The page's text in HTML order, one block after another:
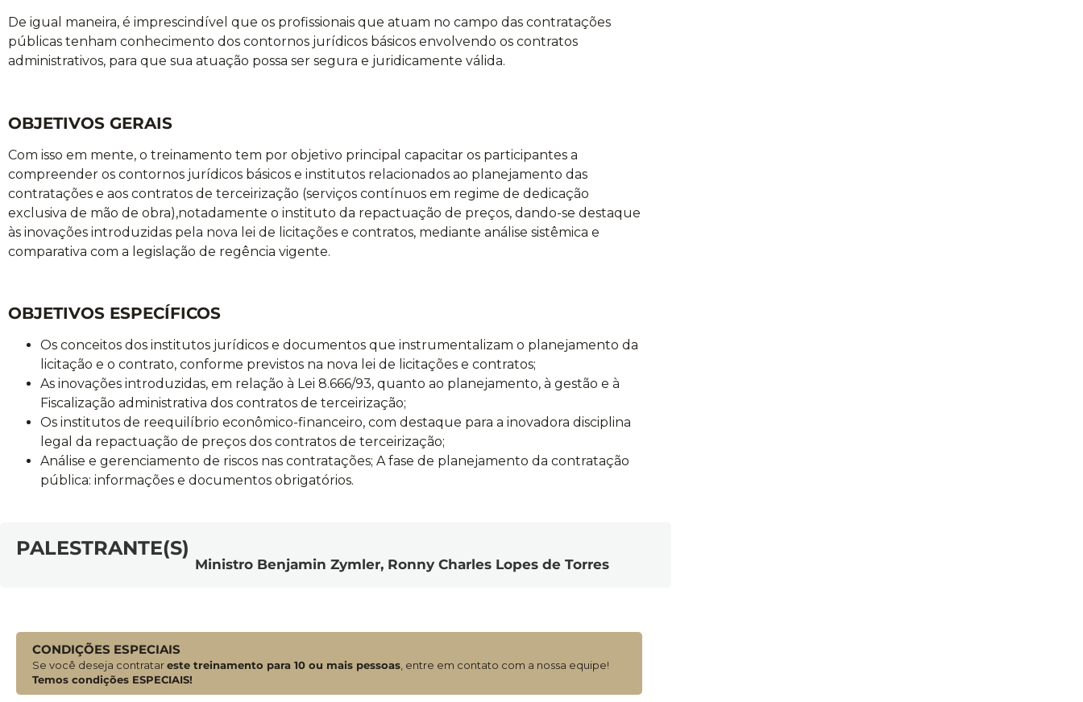
De igual maneira, é imprescindível que os profissionais que atuam no campo das contratações
públicas tenham conhecimento dos contornos jurídicos básicos envolvendo os contratos
administrativos, para que sua atuação possa ser segura e juridicamente válida.
OBJETIVOS GERAIS
Com isso em mente, o treinamento tem por objetivo principal capacitar os participantes a
compreender os contornos jurídicos básicos e institutos relacionados ao planejamento das
contratações e aos contratos de terceirização (serviços contínuos em regime de dedicação
exclusiva de mão de obra),notadamente o instituto da repactuação de preços, dando-se destaque
às inovações introduzidas pela nova lei de licitações e contratos, mediante análise sistêmica e
comparativa com a legislação de regência vigente.
OBJETIVOS ESPECÍFICOS
Os conceitos dos institutos jurídicos e documentos que instrumentalizam o planejamento da
licitação e o contrato, conforme previstos na nova lei de licitações e contratos;
As inovações introduzidas, em relação à Lei 8.666/93, quanto ao planejamento, à gestão e à
Fiscalização administrativa dos contratos de terceirização;
Os institutos de reequilíbrio econômico-financeiro, com destaque para a inovadora disciplina
legal da repactuação de preços dos contratos de terceirização;
Análise e gerenciamento de riscos nas contratações; A fase de planejamento da contratação
pública: informações e documentos obrigatórios.
PALESTRANTE(S)
Ministro Benjamin Zymler, Ronny Charles Lopes de Torres
CONDIÇÕES ESPECIAIS
Se você deseja contratareste treinamento para 10 ou mais pessoas, entre em contato com a nossa equipe!
Temos condições ESPECIAIS!